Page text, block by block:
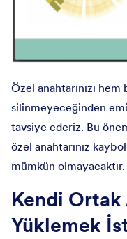
Özel anahtarınızı
silinmeyeceğinden
tavsiye ederiz. Bu
özel anahtarınız
mümkün olmayacaktır.
Kendi Ortak
Yüklemek